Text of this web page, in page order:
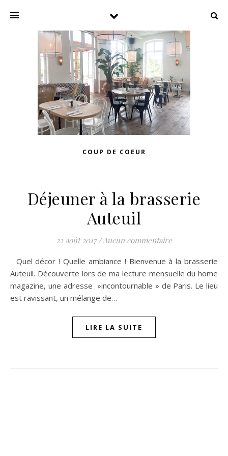
COUP DE COEUR
Déjeuner à la brasserie
Auteuil
22 août 2017 /Aucun commentaire
Quel décor ! Quelle ambiance ! Bienvenue à la brasserie
Auteuil. Découverte lors de ma lecture mensuelle du home
magazine, une adresse »incontournable » de Paris. Le lieu
est ravissant, un mélange de…
LIRE LA SUITE